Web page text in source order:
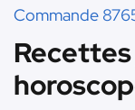
Commande